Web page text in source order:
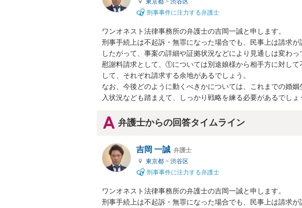
東京都 > 渋谷区
刑事事件に注力する弁護士
ワンオネスト法律事務所の弁護士の吉岡一誠と申します。
刑事手続上は不起訴・無罪になった場合でも、民事上は請求が
したがって、事案の詳細や証拠状況などにより見通しは変わ
慰謝料請求として、①については別途娘様から相手方に対して
して、それぞれ請求する余地があるでしょう。
なお、今後どのように動くべきかについては、これまでの婚
入状況なども踏まえて、しっかり戦略を練る必要があるでしょ
弁護士からの回答タイムライン
吉岡 一誠 弁護士
東京都 > 渋谷区
刑事事件に注力する弁護士
ワンオネスト法律事務所の弁護士の吉岡一誠と申します。
刑事手続上は不起訴・無罪になった場合でも、民事上は請求が